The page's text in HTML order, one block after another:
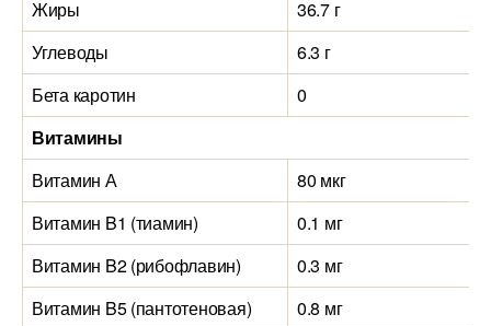
Жиры
36.7 г
Углеводы
6.3 г
Бета каротин
0
Витамины
Витамин А
80 мкг
Витамин B1 (тиамин)
0.1 мг
Витамин B2 (рибофлавин)
0.3 мг
Витамин B5 (пантотеновая)
0.8 мг